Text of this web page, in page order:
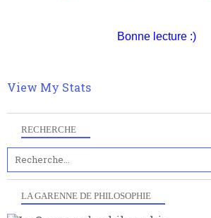
RECHERCHE
LA GARENNE DE PHILOSOPHIE
quantique, résolvant la plupart des
articles pour être apte à un plus
Bonne lecture :)
View My Stats